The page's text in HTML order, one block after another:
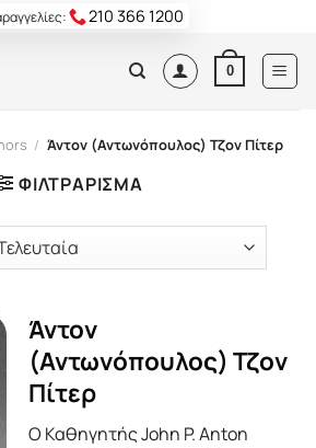
210 366 1200
0
/ Άντον (Αντωνόπουλος) Τζον Πίτερ
ΦΙΛΤΡΆΡΙΣΜΑ
Άντον
(Αντωνόπουλος) Τζον
Πίτερ
Ο Καθηγητής John P. Anton